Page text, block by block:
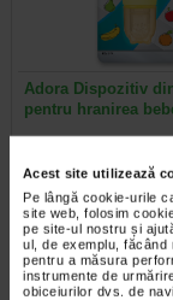
Acest site utilizează
Pe lângă cookie-urile
site web, folosim
pe site-ul nostru și
ul, de exemplu,
pentru a măsura
instrumente de
obiceiurilor dvs. de
Adora Dispozitiv
pentru hranirea
Acest dispozitiv a fost
a usura tranzitia de la
lichide la cea cu